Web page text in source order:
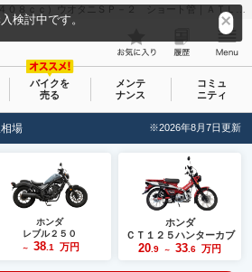
ホンダ(HONDA) ＣＢ４００Ｆ（４０８ｃｃ）ウオタニＳＰ－２ ショート管｜ＡＴＬＡＳ アトラス｜新車・中古バイクなら【グーバイク(GooBike)】
検討中です。
バイクを
売る
メンテ
ナンス
コミュ
ニティ
場 ※2026年8月7日更新
ホンダ
レブル２５０
～ 38.1 万円
ホンダ
ＣＴ１２５ハンターカブ
20 .9 ～ 33 .6 万円